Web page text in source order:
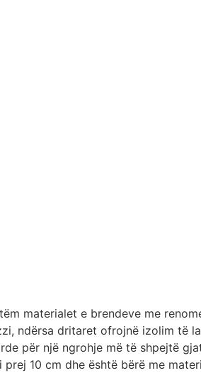
materialet e brendeve me
ndërsa dritaret ofrojnë izolim të
për një ngrohje më të shpejtë
10 cm dhe është bërë me